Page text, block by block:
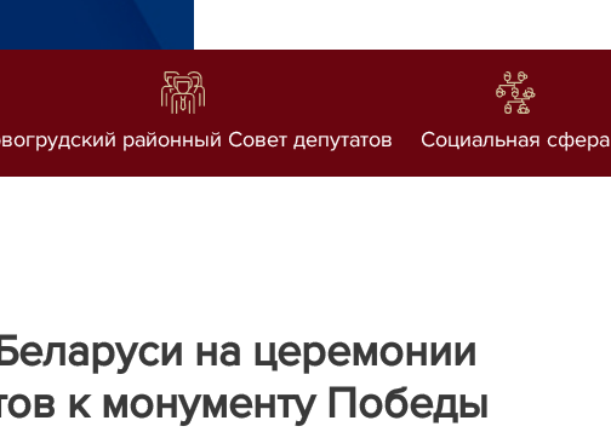
районный Совет депутатов Социальная сфера
на церемонии
к монументу Победы